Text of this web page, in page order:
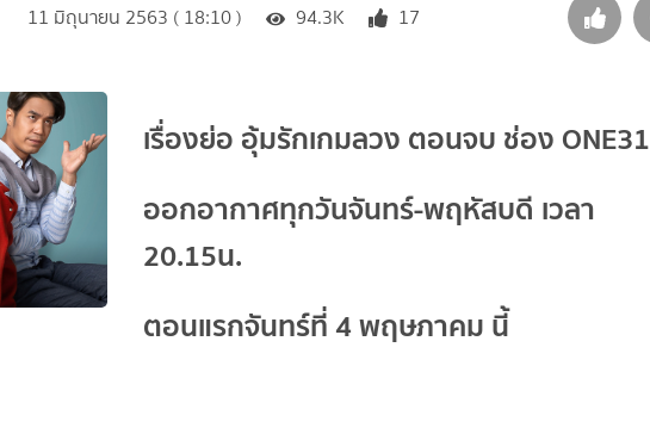
11 มิถุนายน 2563 ( 18:10 ) 94.3K 17
เรื่องย่อ อุ้มรักเกมลวง ตอนจบ ช่อง ONE31
ออกอากาศทุกวันจันทร์-พฤหัสบดี เวลา
20.15น.
ตอนแรกจันทร์ที่ 4 พฤษภาคม นี้